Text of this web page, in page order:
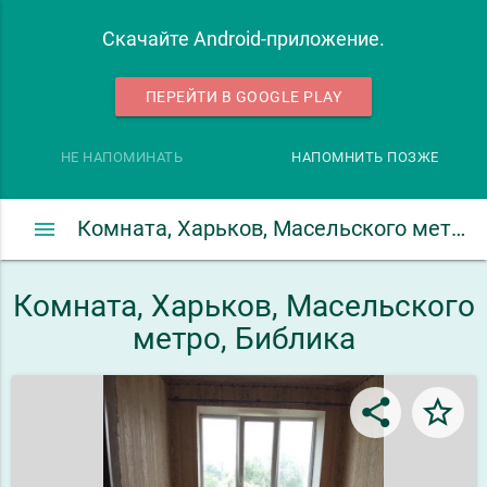
Скачайте Android-приложение.
ПЕРЕЙТИ В GOOGLE PLAY
НЕ НАПОМИНАТЬ НАПОМНИТЬ ПОЗЖЕ
Комната, Харьков, Масельского метро, Библика
menu
Комната, Харьков, Масельского
метро, Библика
share star_border